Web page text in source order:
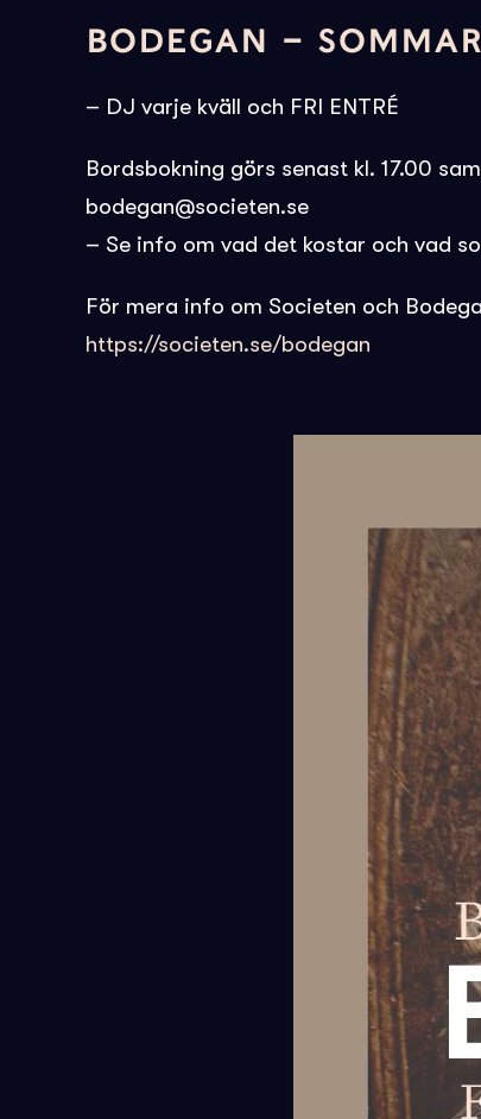
BODEGAN –
– DJ varje kväll och FRI ENTRÉ
Bordsbokning görs senast kl. 17.00
bodegan@societen.se
– Se info om vad det kostar och vad
För mera info om Societen och
https://societen.se/bodegan